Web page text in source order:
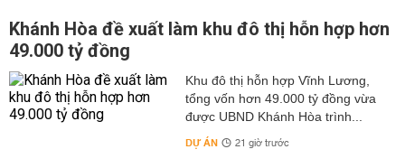
Khánh Hòa đề xuất làm khu đô thị hỗn hợp hơn
49.000 tỷ đồng
Khu đô thị hỗn hợp Vĩnh Lương,
tổng vốn hơn 49.000 tỷ đồng vừa
được UBND Khánh Hòa trình...
DỰ ÁN 21 giờ trước